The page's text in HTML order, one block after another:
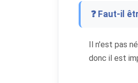
❓ Faut-il
Il n'est pas
donc il est